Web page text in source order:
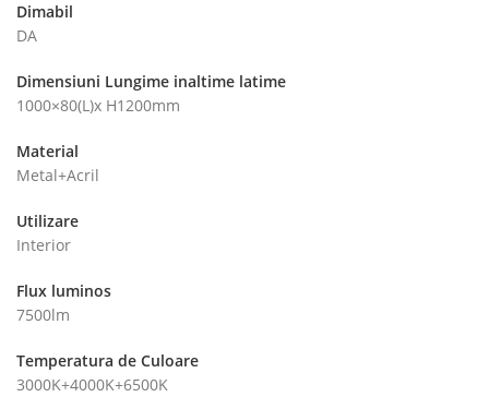
Dimabil
DA
Dimensiuni Lungime inaltime latime
1000×80(L)x H1200mm
Material
Metal+Acril
Utilizare
Interior
Flux luminos
7500lm
Temperatura de Culoare
3000K+4000K+6500K